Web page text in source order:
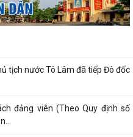
tịch nước Tô Lâm đã tiếp Đô đốc
đảng viên (Theo Quy định số